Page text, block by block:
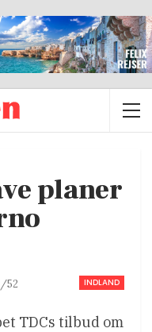
planer
INDLAND
52
TDCs tilbud om